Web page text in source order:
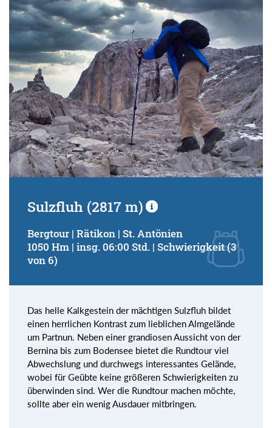
Sulzfluh (2817 m)
Bergtour | Rätikon | St. Antönien
1050 Hm | insg. 06:00 Std. | Schwierigkeit (3
von 6)
Das helle Kalkgestein der mächtigen Sulzfluh bildet
einen herrlichen Kontrast zum lieblichen Almgelände
um Partnun. Neben einer grandiosen Aussicht von der
Bernina bis zum Bodensee bietet die Rundtour viel
Abwechslung und durchwegs interessantes Gelände,
wobei für Geübte keine größeren Schwierigkeiten zu
überwinden sind. Wer die Rundtour machen möchte,
sollte aber ein wenig Ausdauer mitbringen.